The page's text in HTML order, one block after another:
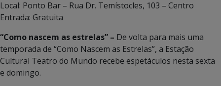
Local: Ponto Bar – Rua Dr. Temístocles, 103 – Centro
Entrada: Gratuita
“Como nascem as estrelas” – De volta para mais uma
temporada de “Como Nascem as Estrelas”, a Estação
Cultural Teatro do Mundo recebe espetáculos nesta sexta
e domingo.